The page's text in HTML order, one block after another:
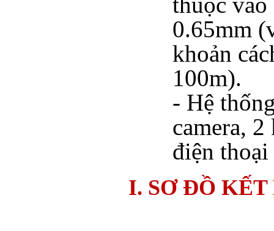
0.65mm
khoản
100m).
- Hệ
camera,
điện
I. SƠ ĐỒ KẾT